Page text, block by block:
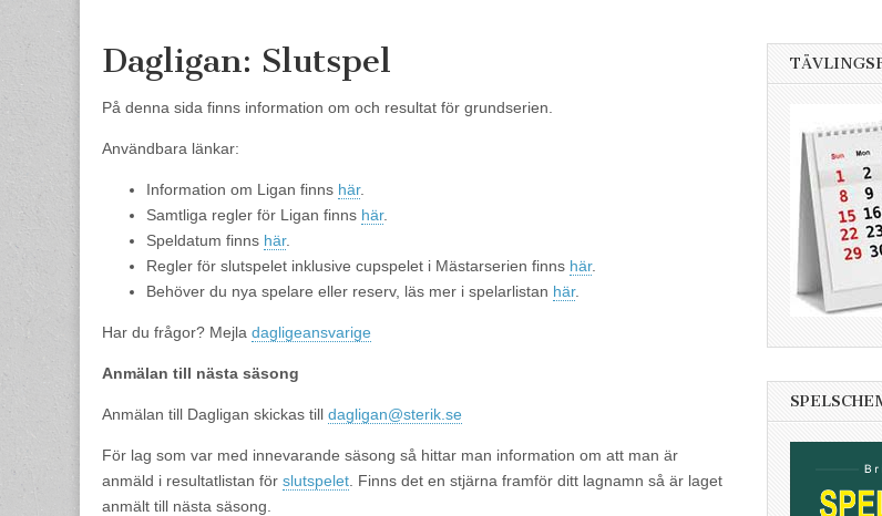
Dagligan: Slutspel
På denna sida finns information om och resultat för grundserien.
Användbara länkar:
Information om Ligan finns här.
Samtliga regler för Ligan finns här.
Speldatum finns här.
Regler för slutspelet inklusive cupspelet i Mästarserien finns här.
Behöver du nya spelare eller reserv, läs mer i spelarlistan här.
Har du frågor? Mejla dagligeansvarige
Anmälan till nästa säsong
Anmälan till Dagligan skickas till dagligan@sterik.se
För lag som var med innevarande säsong så hittar man information om att man är
anmäld i resultatlistan för slutspelet . Finns det en stjärna framför ditt lagnamn så är laget
anmält till nästa säsong.